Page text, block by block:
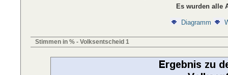
Es wurden alle
Diagramm
Stimmen in % - Volksentscheid 1